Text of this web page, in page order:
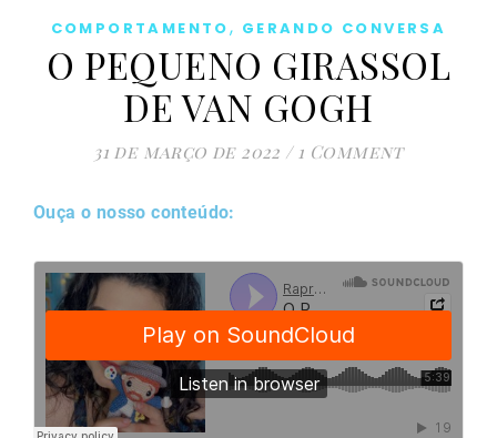
COMPORTAMENTO, GERANDO CONVERSA
O PEQUENO GIRASSOL
DE VAN GOGH
31 de março de 2022 / 1 Comment
Ouça o nosso conteúdo: